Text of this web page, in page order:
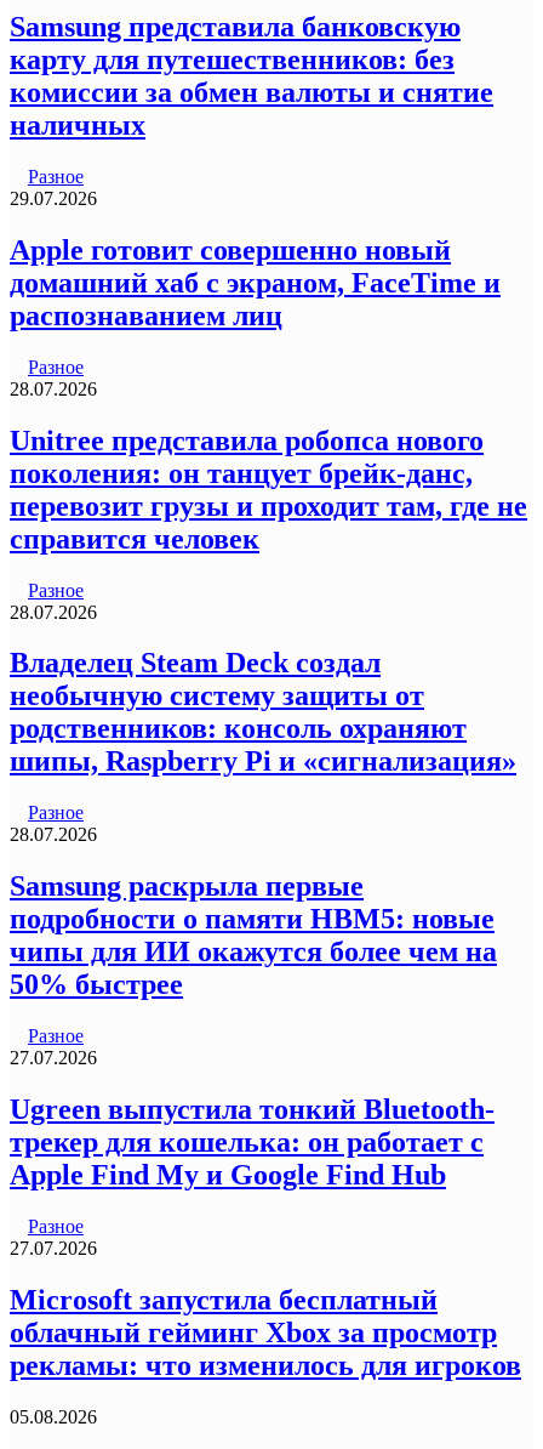
Samsung представила банковскую
карту для путешественников: без
комиссии за обмен валюты и снятие
наличных
Разное
29.07.2026
Apple готовит совершенно новый
домашний хаб с экраном, FaceTime и
распознаванием лиц
Разное
28.07.2026
Unitree представила робопса нового
поколения: он танцует брейк-данс,
перевозит грузы и проходит там, где не
справится человек
Разное
28.07.2026
Владелец Steam Deck создал
необычную систему защиты от
родственников: консоль охраняют
шипы, Raspberry Pi и «сигнализация»
Разное
28.07.2026
Samsung раскрыла первые
подробности о памяти HBM5: новые
чипы для ИИ окажутся более чем на
50% быстрее
Разное
27.07.2026
Ugreen выпустила тонкий Bluetooth-
трекер для кошелька: он работает с
Apple Find My и Google Find Hub
Разное
27.07.2026
Microsoft запустила бесплатный
облачный гейминг Xbox за просмотр
рекламы: что изменилось для игроков
05.08.2026